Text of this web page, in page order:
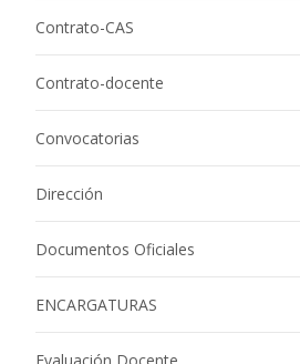
Contrato-CAS
Contrato-docente
Convocatorias
Dirección
Documentos Oficiales
ENCARGATURAS